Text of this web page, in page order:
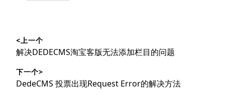
章
导
航
<上一个
上
文
章：
解决DEDECMS淘宝客版无法添加栏目的问题
下一个>
下
DedeCMS 投票出现Request Error的解决方法